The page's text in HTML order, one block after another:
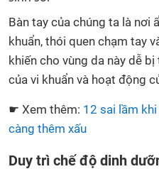
Bàn tay của chúng ta là nơi
khuẩn, thói quen chạm tay
khiến cho vùng da này dễ
của vi khuẩn và hoạt động
☛ Xem thêm: 12 sai lầm
càng thêm xấu
Duy trì chế độ dinh